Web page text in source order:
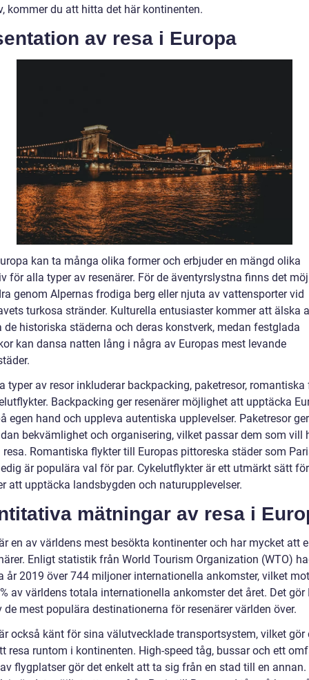
kommer du att hitta det här kontinenten.
av resa i Europa
kan ta många olika former och erbjuder en mängd olika
för alla typer av resenärer. För de äventyrslystna finns det
genom Alpernas frodiga berg eller njuta av vattensporter vid
turkosa stränder. Kulturella entusiaster kommer att älska
de historiska städerna och deras konstverk, medan festglada
kan dansa natten lång i några av Europas mest levande
typer av resor inkluderar backpacking, paketresor, romantiska
Backpacking ger resenärer möjlighet att upptäcka
egen hand och uppleva autentiska upplevelser. Paketresor
bekvämlighet och organisering, vilket passar dem som vill
Romantiska flykter till Europas pittoreska städer som
är populära val för par. Cykelutflykter är ett utmärkt sätt
att upptäcka landsbygden och naturupplevelser.
mätningar av resa i
en av världens mest besökta kontinenter och har mycket att
Enligt statistik från World Tourism Organization (WTO)
år 2019 över 744 miljoner internationella ankomster, vilket
av världens totala internationella ankomster det året. Det gör
de mest populära destinationerna för resenärer världen över.
också känt för sina välutvecklade transportsystem, vilket gör
resa runtom i kontinenten. High-speed tåg, bussar och ett
flygplatser gör det enkelt att ta sig från en stad till en annan.